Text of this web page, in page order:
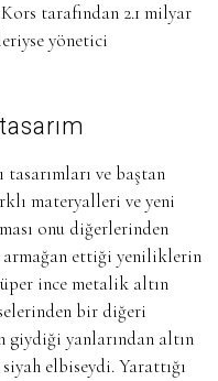
tarafından 2.1 milyar
yönetici
tasarımları ve baştan
materyalleri ve yeni
onu diğerlerinden
armağan ettiği yeniliklerin
ince metalik altın
bir diğeri
giydiği yanlarından altın
elbiseydi. Yarattığı